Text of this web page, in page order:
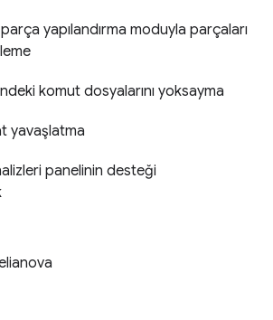
yapılandırma moduyla parçaları
komut dosyalarını yoksayma
yavaşlatma
panelinin desteği